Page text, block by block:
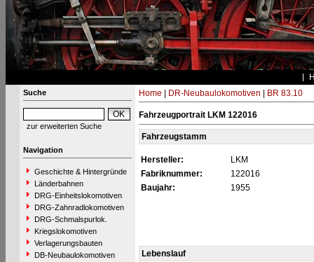
Suche
zur erweiterten Suche
Navigation
Geschichte & Hintergründe
Länderbahnen
DRG-Einheitslokomotiven
DRG-Zahnradlokomotiven
DRG-Schmalspurlok.
Kriegslokomotiven
Verlagerungsbauten
DB-Neubaulokomotiven
Home DR-Neubaulokomotiven BR 83.10
Fahrzeugportrait LKM 122016
Fahrzeugstamm
Hersteller:
LKM
Fabriknummer:
122016
Baujahr:
1955
Lebenslauf